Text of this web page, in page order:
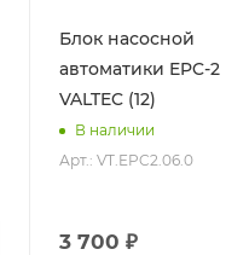
Блок насосной
автоматики EPC-2
VALTEC (12)
В наличии
Арт.: VT.EPC2.06.0
3 700 ₽